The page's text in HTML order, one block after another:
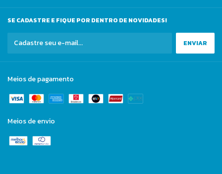
SE CADASTRE E FIQUE POR DENTRO DE NOVIDADES!
Meios de pagamento
Meios de envio